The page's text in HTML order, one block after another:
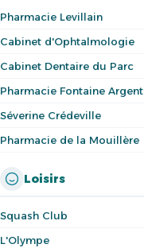
Pharmacie Levillain
Cabinet d'Ophtalmologie
Cabinet Dentaire du Parc
Pharmacie Fontaine Argent
Séverine Crédeville
Pharmacie de la Mouillère
Loisirs
Squash Club
L'Olympe